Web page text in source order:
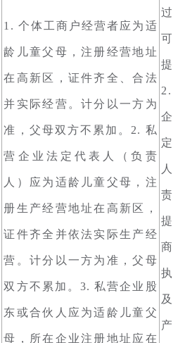
1. 个体工商户经营者应为适
龄儿童父母，注册经营地址
在高新区，证件齐全、合法
并实际经营。计分以一方为
准，父母双方不累加。2. 私
营企业法定代表人（负责
人）应为适龄儿童父母，注
册生产经营地址在高新区，
证件齐全并依法实际生产经
营。计分以一方为准，父母
双方不累加。3. 私营企业股
东或合伙人应为适龄儿童父
母，所在企业注册地址应在
过
可
提
2.
企
定
人
责
提
商
执
及
产